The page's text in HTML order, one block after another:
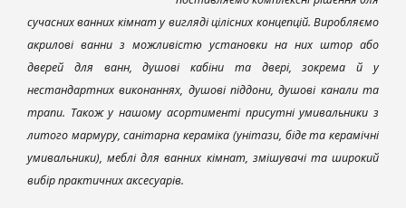
сучасних ванних кімнат у вигляді цілісних концепцій. Виробляємо
акрилові ванни з можливістю установки на них штор або
дверей для ванн, душові кабіни та двері, зокрема й у
нестандартних виконаннях, душові піддони, душові канали та
трапи. Також у нашому асортименті присутні умивальники з
литого мармуру, санітарна кераміка (унітази, біде та керамічні
умивальники), меблі для ванних кімнат, змішувачі та широкий
вибір практичних аксесуарів.